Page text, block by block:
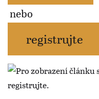
nebo
registrujte